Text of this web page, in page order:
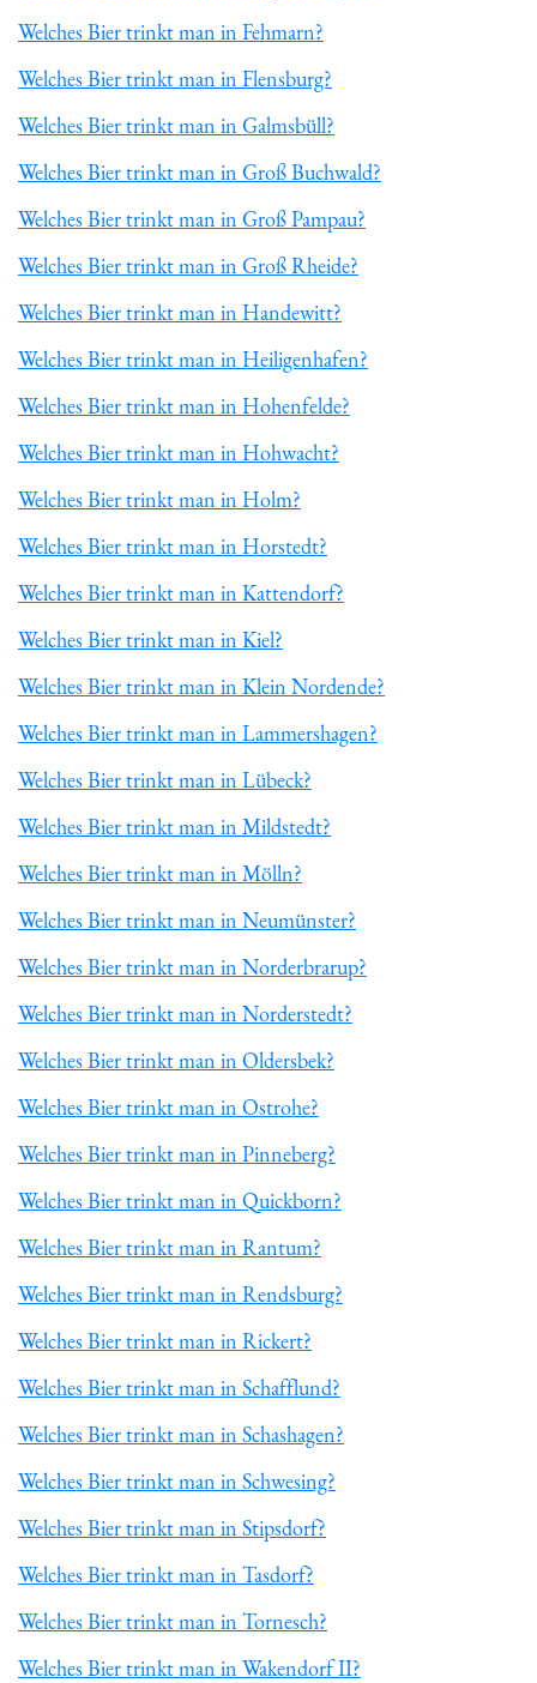
Welches Bier trinkt man in Fehmarn?
Welches Bier trinkt man in Flensburg?
Welches Bier trinkt man in Galmsbüll?
Welches Bier trinkt man in Groß Buchwald?
Welches Bier trinkt man in Groß Pampau?
Welches Bier trinkt man in Groß Rheide?
Welches Bier trinkt man in Handewitt?
Welches Bier trinkt man in Heiligenhafen?
Welches Bier trinkt man in Hohenfelde?
Welches Bier trinkt man in Hohwacht?
Welches Bier trinkt man in Holm?
Welches Bier trinkt man in Horstedt?
Welches Bier trinkt man in Kattendorf?
Welches Bier trinkt man in Kiel?
Welches Bier trinkt man in Klein Nordende?
Welches Bier trinkt man in Lammershagen?
Welches Bier trinkt man in Lübeck?
Welches Bier trinkt man in Mildstedt?
Welches Bier trinkt man in Mölln?
Welches Bier trinkt man in Neumünster?
Welches Bier trinkt man in Norderbrarup?
Welches Bier trinkt man in Norderstedt?
Welches Bier trinkt man in Oldersbek?
Welches Bier trinkt man in Ostrohe?
Welches Bier trinkt man in Pinneberg?
Welches Bier trinkt man in Quickborn?
Welches Bier trinkt man in Rantum?
Welches Bier trinkt man in Rendsburg?
Welches Bier trinkt man in Rickert?
Welches Bier trinkt man in Schafflund?
Welches Bier trinkt man in Schashagen?
Welches Bier trinkt man in Schwesing?
Welches Bier trinkt man in Stipsdorf?
Welches Bier trinkt man in Tasdorf?
Welches Bier trinkt man in Tornesch?
Welches Bier trinkt man in Wakendorf II?